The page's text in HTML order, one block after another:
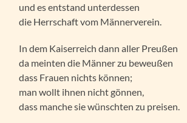
und es entstand unterdessen
die Herrschaft vom Männerverein.
In dem Kaiserreich dann aller Preußen
da meinten die Männer zu beweußen
dass Frauen nichts können;
man wollt ihnen nicht gönnen,
dass manche sie wünschten zu preisen.